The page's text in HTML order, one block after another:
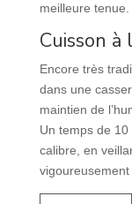
meilleure tenue.
Cuisson à
Encore très
dans une
maintien de
Un temps de
calibre, en
vigoureusement